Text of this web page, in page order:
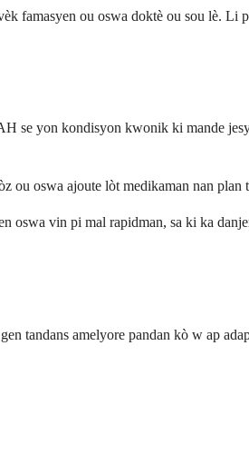
famasyen ou oswa doktè ou sou lè. Li
se yon kondisyon kwonik ki mande
ou oswa ajoute lòt medikaman nan plan
oswa vin pi mal rapidman, sa ki ka
tandans amelyore pandan kò w ap